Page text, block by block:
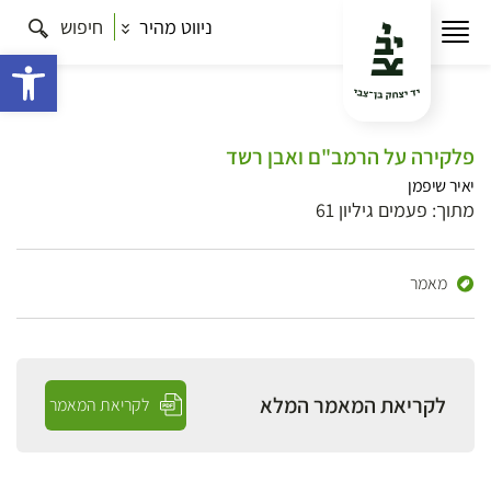
ניווט מהיר חיפוש
פלקירה על הרמב"ם ואבן רשד
יאיר שיפמן
מתוך: פעמים גיליון 61
מאמר
לקריאת המאמר המלא לקריאת המאמר